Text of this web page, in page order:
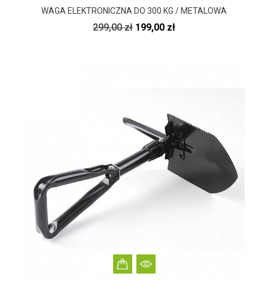
WAGA ELEKTRONICZNA DO 300 KG / METALOWA
Cena
299,00 zł Cena
199,00 zł